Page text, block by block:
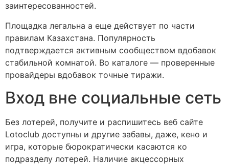
заинтересованностей.
Площадка легальна а еще действует по части
правилам Казахстана. Популярность
подтверждается активным сообществом вдобавок
стабильной комнатой. Во каталоге — проверенные
провайдеры вдобавок точные тиражи.
Вход вне социальные сеть
Без лотерей, получите и распишитесь веб сайте
Lotoclub доступны и другие забавы, даже, кено и
игра, которые бюрократически касаются ко
подразделу лотерей. Наличие акцессорных